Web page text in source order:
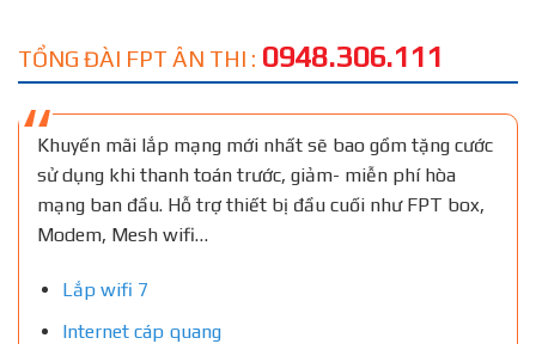
TỔNG ĐÀI FPT ÂN THI : 0948.306.111
Khuyến mãi lắp mạng mới nhất sẽ bao gồm tặng cước
sử dụng khi thanh toán trước, giảm- miễn phí hòa
mạng ban đầu. Hỗ trợ thiết bị đầu cuối như FPT box,
Modem, Mesh wifi…
Lắp wifi 7
Internet cáp quang